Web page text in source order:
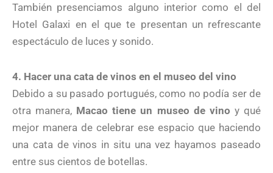
También presenciamos alguno interior como el del
Hotel Galaxi en el que te presentan un refrescante
espectáculo de luces y sonido.
4. Hacer una cata de vinos en el museo del vino
Debido a su pasado portugués, como no podía ser de
otra manera, Macao tiene un museo de vino y qué
mejor manera de celebrar ese espacio que haciendo
una cata de vinos in situ una vez hayamos paseado
entre sus cientos de botellas.